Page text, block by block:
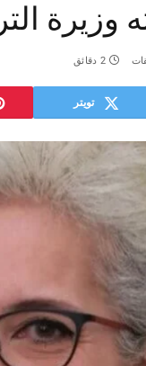
وزيرة
2 دقائق
تويتر